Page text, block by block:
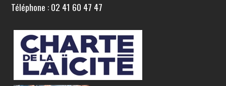
Téléphone : 02 41 60 47 47